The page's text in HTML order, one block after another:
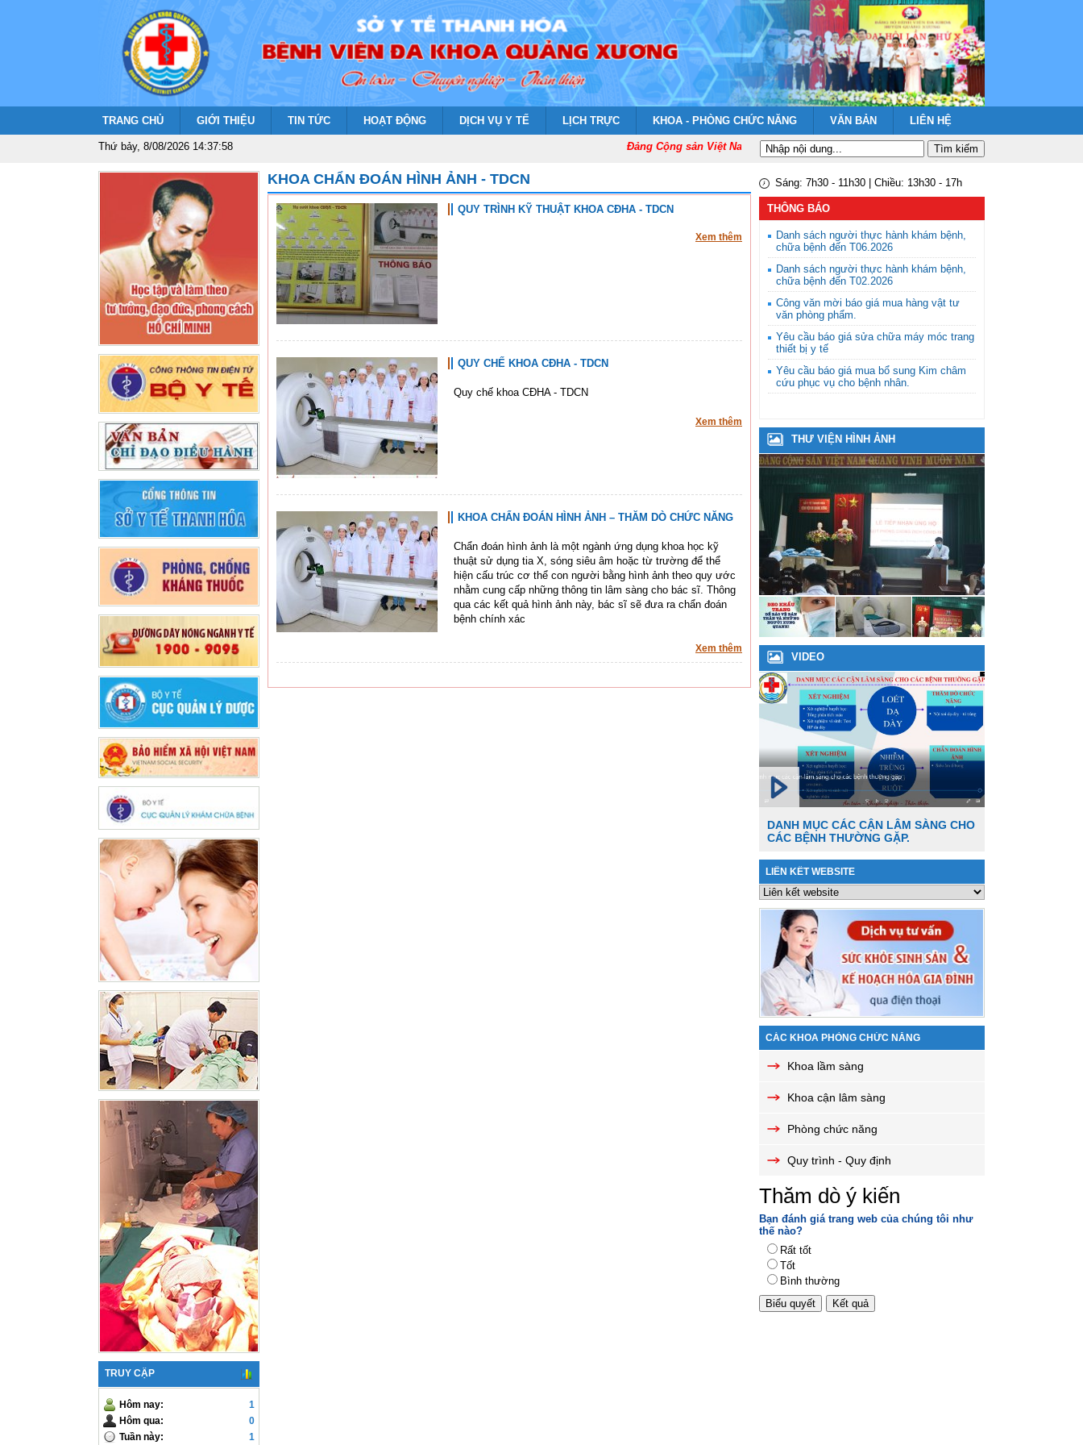
TRANG CHỦ GIỚI THIỆU TIN TỨC HOẠT ĐỘNG DỊCH VỤ Y TẾ LỊCH TRỰC KHOA - PHÒNG CHỨC NĂNG VĂN BẢN LIÊN HỆ
Thứ bảy, 8/08/2026 14:37:58 Đảng Cộng sản Việt Nam quang vinh muôn năm!
TRUY CẬP
Hôm nay:
1
Hôm qua:
0
Tuần này:
1
KHOA CHẨN ĐOÁN HÌNH ẢNH - TDCN
QUY TRÌNH KỸ THUẬT KHOA CĐHA - TDCN
Xem thêm
QUY CHẾ KHOA CĐHA - TDCN
Quy chế khoa CĐHA - TDCN
Xem thêm
KHOA CHẨN ĐOÁN HÌNH ẢNH – THĂM DÒ CHỨC NĂNG
Chẩn đoán hình ảnh là một ngành ứng dụng khoa học kỹ
thuật sử dụng tia X, sóng siêu âm hoặc từ trường để thể
hiện cấu trúc cơ thể con người bằng hình ảnh theo quy ước
nhằm cung cấp những thông tin lâm sàng cho bác sĩ. Thông
qua các kết quả hình ảnh này, bác sĩ sẽ đưa ra chẩn đoán
bệnh chính xác
Xem thêm
Sáng: 7h30 - 11h30 | Chiều: 13h30 - 17h
THÔNG BÁO
Danh sách người thực hành khám bệnh,
chữa bệnh đến T06.2026
Danh sách người thực hành khám bệnh,
chữa bệnh đến T02.2026
Công văn mời báo giá mua hàng vật tư
văn phòng phẩm.
Yêu cầu báo giá sửa chữa máy móc trang
thiết bị y tế
Yêu cầu báo giá mua bổ sung Kim châm
cứu phục vụ cho bệnh nhân.
THƯ VIỆN HÌNH ẢNH
VIDEO
DANH MỤC CÁC CẬN LÂM SÀNG CHO
CÁC BỆNH THƯỜNG GẶP.
LIÊN KẾT WEBSITE
CÁC KHOA PHÒNG CHỨC NĂNG
Khoa lầm sàng
Khoa cận lâm sàng
Phòng chức năng
Quy trình - Quy định
Thăm dò ý kiến
Bạn đánh giá trang web của chúng tôi như
thế nào?
Rất tốt
Tốt
Bình thường